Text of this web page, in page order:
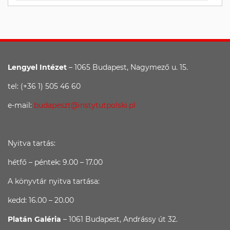
Lengyel Intézet – 1065 Budapest, Nagymező u. 15.
tel: (+36 1) 505 46 60
e-mail: budapeszt@instytutpolski.pl
Nyitva tartás:
hétfő – péntek: 9.00 – 17.00
A könyvtár nyitva tartása:
kedd: 16.00 – 20.00
Platán Galéria – 1061 Budapest, Andrássy út 32.